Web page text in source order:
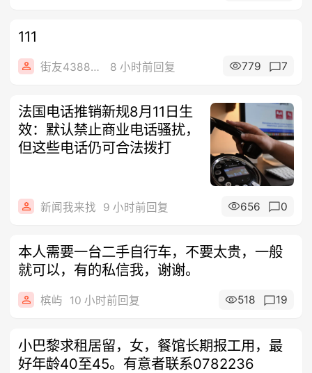
111
街友43887265 8 小时前回复 779 7
法国电话推销新规8月11日生
效：默认禁止商业电话骚扰，
但这些电话仍可合法拨打
新闻我来找 9 小时前回复 656 0
本人需要一台二手自行车，不要太贵，一般
就可以，有的私信我，谢谢。
槟屿 10 小时前回复 518 19
小巴黎求租居留，女，餐馆长期报工用，最
好年龄40至45。有意者联系0782236